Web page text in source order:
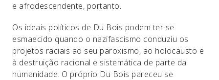
e afrodescendente, portanto.
Os ideais políticos de Du Bois podem ter se
esmaecido quando o nazifascismo conduziu os
projetos raciais ao seu paroxismo, ao holocausto e
à destruição racional e sistemática de parte da
humanidade. O próprio Du Bois pareceu se